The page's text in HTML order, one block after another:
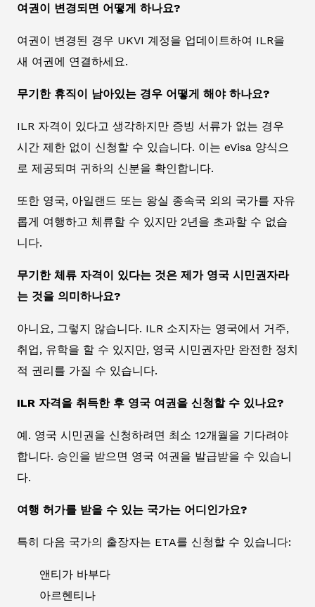
여권이 변경되면 어떻게 하나요?
여권이 변경된 경우 UKVI 계정을 업데이트하여 ILR을
새 여권에 연결하세요.
무기한 휴직이 남아있는 경우 어떻게 해야 하나요?
ILR 자격이 있다고 생각하지만 증빙 서류가 없는 경우
시간 제한 없이 신청할 수 있습니다. 이는 eVisa 양식으
로 제공되며 귀하의 신분을 확인합니다.
또한 영국, 아일랜드 또는 왕실 종속국 외의 국가를 자유
롭게 여행하고 체류할 수 있지만 2년을 초과할 수 없습
니다.
무기한 체류 자격이 있다는 것은 제가 영국 시민권자라
는 것을 의미하나요?
아니요, 그렇지 않습니다. ILR 소지자는 영국에서 거주,
취업, 유학을 할 수 있지만, 영국 시민권자만 완전한 정치
적 권리를 가질 수 있습니다.
ILR 자격을 취득한 후 영국 여권을 신청할 수 있나요?
예. 영국 시민권을 신청하려면 최소 12개월을 기다려야
합니다. 승인을 받으면 영국 여권을 발급받을 수 있습니
다.
여행 허가를 받을 수 있는 국가는 어디인가요?
특히 다음 국가의 출장자는 ETA를 신청할 수 있습니다:
앤티가 바부다
아르헨티나